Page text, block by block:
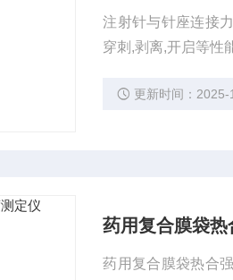
注射针与针座连接
穿刺,剥离,开启等性
更新时间：2025-
药用复合膜袋热
药用复合膜袋热合